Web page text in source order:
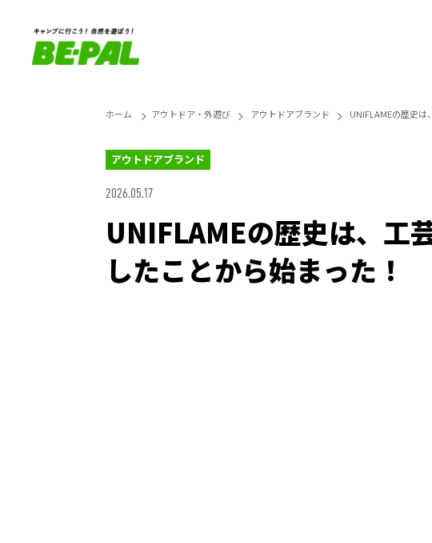
ホーム アウトドア・外遊び アウトドアブランド UNIFLAMEの歴史
アウトドアブランド
2026.05.17
UNIFLAMEの歴史は、工
したことから始まった！